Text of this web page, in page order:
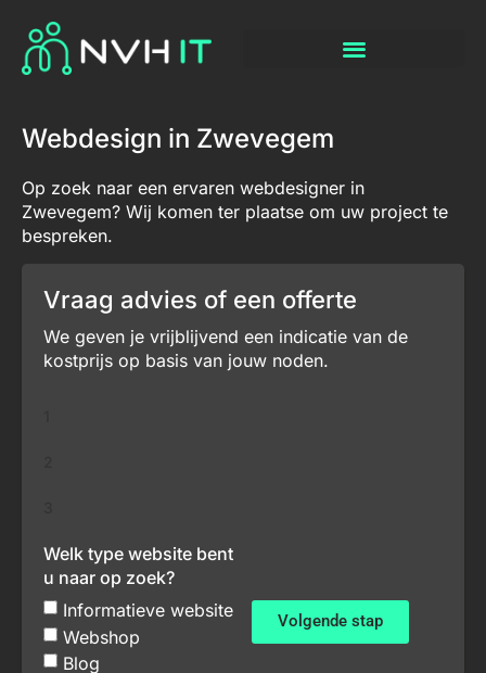
Webdesign in Zwevegem
Op zoek naar een ervaren webdesigner in
Zwevegem? Wij komen ter plaatse om uw project te
bespreken.
Vraag advies of een offerte
We geven je vrijblijvend een indicatie van de
kostprijs op basis van jouw noden.
Welk type website bent
u naar op zoek?
Informatieve website
Webshop
Blog
Volgende stap